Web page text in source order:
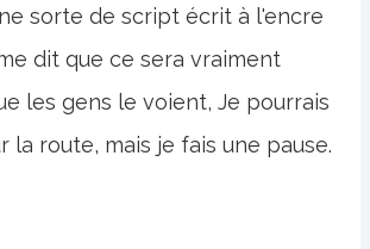
sorte de script écrit à l'encre
dit que ce sera vraiment
les gens le voient, Je pourrais
la route, mais je fais une pause.